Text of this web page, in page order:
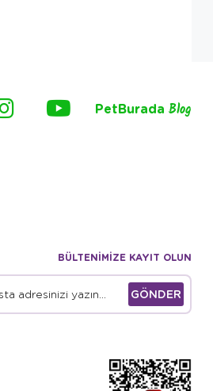
PetBurada Blog
BÜLTENİMİZE KAYIT OLUN
GÖNDER